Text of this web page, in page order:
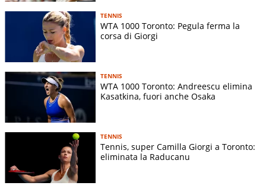
TENNIS
WTA 1000 Toronto: Pegula ferma la
corsa di Giorgi
TENNIS
WTA 1000 Toronto: Andreescu elimina
Kasatkina, fuori anche Osaka
TENNIS
Tennis, super Camilla Giorgi a Toronto:
eliminata la Raducanu